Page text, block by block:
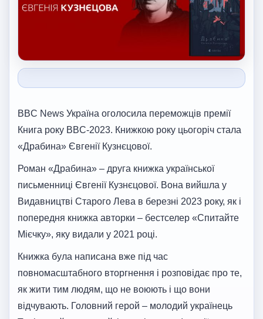
BBC News Україна оголосила переможців премії
Книга року BBC-2023. Книжкою року цьогоріч стала
«Драбина» Євгенії Кузнєцової.
Роман «Драбина» – друга книжка української
письменниці Євгенії Кузнєцової. Вона вийшла у
Видавництві Старого Лева в березні 2023 року, як і
попередня книжка авторки – бестселер «Спитайте
Мієчку», яку видали у 2021 році.
Книжка була написана вже під час
повномасштабного вторгнення і розповідає про те,
як жити тим людям, що не воюють і що вони
відчувають. Головний герой – молодий українець